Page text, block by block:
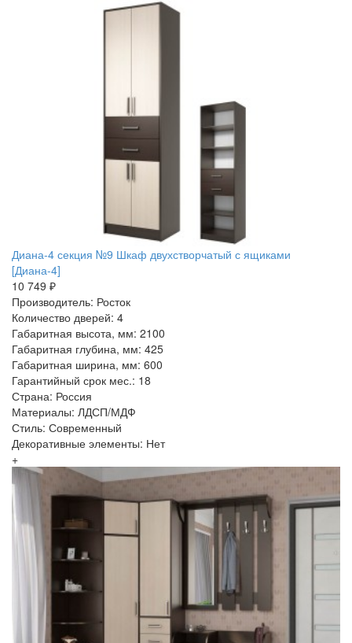
Диана-4 секция №9 Шкаф двухстворчатый с ящиками
[Диана-4]
10 749 ₽
Производитель: Росток
Количество дверей: 4
Габаритная высота, мм: 2100
Габаритная глубина, мм: 425
Габаритная ширина, мм: 600
Гарантийный срок мес.: 18
Страна: Россия
Материалы: ЛДСП/МДФ
Стиль: Современный
Декоративные элементы: Нет
+